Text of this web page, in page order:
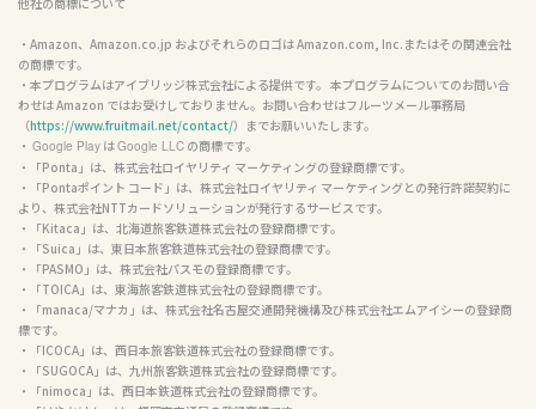
・Amazon、Amazon.co.jp およびそれらのロゴは Amazon.com, Inc.またはその関連会社
の商標です。
・本プログラムはアイブリッジ株式会社による提供です。 本プログラムについてのお問い合
わせは Amazon ではお受けしておりません。お問い合わせはフルーツメール事務局
（https://www.fruitmail.net/contact/）までお願いいたします。
・ Google Play は Google LLC の商標です。
・「Ponta」は、株式会社ロイヤリティ マーケティングの登録商標です。
・「Pontaポイント コード」は、株式会社ロイヤリティ マーケティングとの発行許諾契約に
より、株式会社NTTカードソリューションが発行するサービスです。
・「Kitaca」は、北海道旅客鉄道株式会社の登録商標です。
・「Suica」は、東日本旅客鉄道株式会社の登録商標です。
・「PASMO」は、株式会社パスモの登録商標です。
・「TOICA」は、東海旅客鉄道株式会社の登録商標です。
・「manaca/マナカ」は、株式会社名古屋交通開発機構及び株式会社エムアイシーの登録商
標です。
・「ICOCA」は、西日本旅客鉄道株式会社の登録商標です。
・「SUGOCA」は、九州旅客鉄道株式会社の登録商標です。
・「nimoca」は、西日本鉄道株式会社の登録商標です。